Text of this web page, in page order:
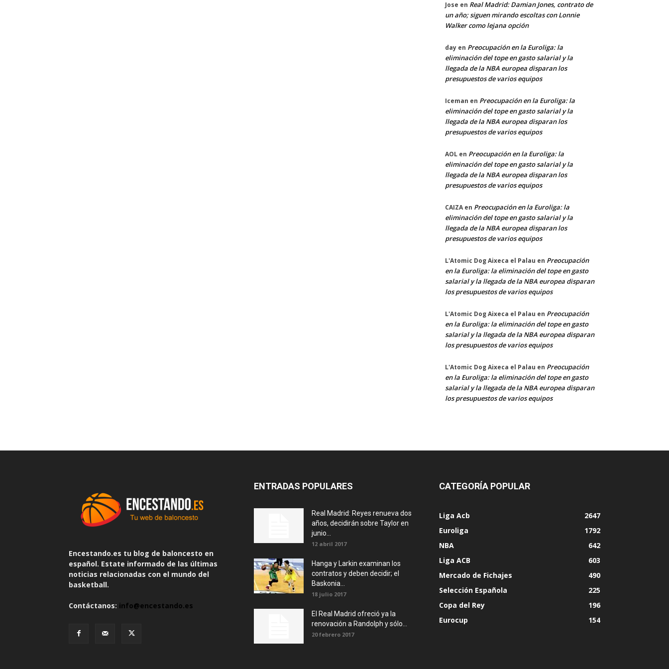
Jose en Real Madrid: Damian Jones, contrato de
un año; siguen mirando escoltas con Lonnie
Walker como lejana opción
day en Preocupación en la Euroliga: la
eliminación del tope en gasto salarial y la
llegada de la NBA europea disparan los
presupuestos de varios equipos
Iceman en Preocupación en la Euroliga: la
eliminación del tope en gasto salarial y la
llegada de la NBA europea disparan los
presupuestos de varios equipos
AOL en Preocupación en la Euroliga: la
eliminación del tope en gasto salarial y la
llegada de la NBA europea disparan los
presupuestos de varios equipos
CAIZA en Preocupación en la Euroliga: la
eliminación del tope en gasto salarial y la
llegada de la NBA europea disparan los
presupuestos de varios equipos
L'Atomic Dog Aixeca el Palau en Preocupación
en la Euroliga: la eliminación del tope en gasto
salarial y la llegada de la NBA europea disparan
los presupuestos de varios equipos
L'Atomic Dog Aixeca el Palau en Preocupación
en la Euroliga: la eliminación del tope en gasto
salarial y la llegada de la NBA europea disparan
los presupuestos de varios equipos
L'Atomic Dog Aixeca el Palau en Preocupación
en la Euroliga: la eliminación del tope en gasto
salarial y la llegada de la NBA europea disparan
los presupuestos de varios equipos
Encestando.es tu blog de baloncesto en
español. Estate informado de las últimas
noticias relacionadas con el mundo del
basketball.
Contáctanos: info@encestando.es
ENTRADAS POPULARES
Real Madrid: Reyes renueva dos
años, decidirán sobre Taylor en
junio...
12 abril 2017
Hanga y Larkin examinan los
contratos y deben decidir; el
Baskonia...
18 julio 2017
El Real Madrid ofreció ya la
renovación a Randolph y sólo...
20 febrero 2017
CATEGORÍA POPULAR
Liga Acb
2647
Euroliga
1792
NBA
642
Liga ACB
603
Mercado de Fichajes
490
Selección Española
225
Copa del Rey
196
Eurocup
154